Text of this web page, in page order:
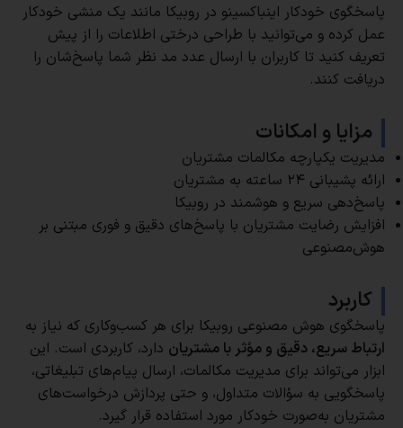
پاسخگوی خودکار اینباکسینو در روبیکا مانند یک منشی خودکار
عمل کرده و می‌توانید با طراحی درختی اطلاعات را از پیش
تعریف کنید تا کاربران با ارسال عدد مد نظر شما پاسخ‌شان را
دریافت کنند.
مزایا و امکانات
مدیریت یکپارچه مکالمات مشتریان
ارائه پشیبانی ۲۴ ساعته به مشتریان
پاسخ‌دهی سریع و هوشمند در روبیکا
افزایش رضایت مشتریان با پاسخ‌های دقیق و فوری مبتنی بر
هوش‌مصنوعی
کاربرد
پاسخگوی هوش مصنوعی روبیکا برای هر کسب‌وکاری که نیاز به
ارتباط سریع، دقیق و مؤثر با مشتریان دارد، کاربردی است. این
ابزار می‌تواند برای مدیریت مکالمات، ارسال پیام‌های تبلیغاتی،
پاسخگویی به سؤالات متداول، و حتی پردازش درخواست‌های
مشتریان به‌صورت خودکار مورد استفاده قرار گیرد.